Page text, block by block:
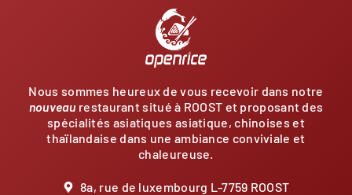
Nous sommes heureux de vous recevoir dans notre
nouveau restaurant situé à ROOST et proposant des
spécialités asiatiques asiatique, chinoises et
thaïlandaise dans une ambiance conviviale et
chaleureuse.
8a, rue de luxembourg L-7759 ROOST